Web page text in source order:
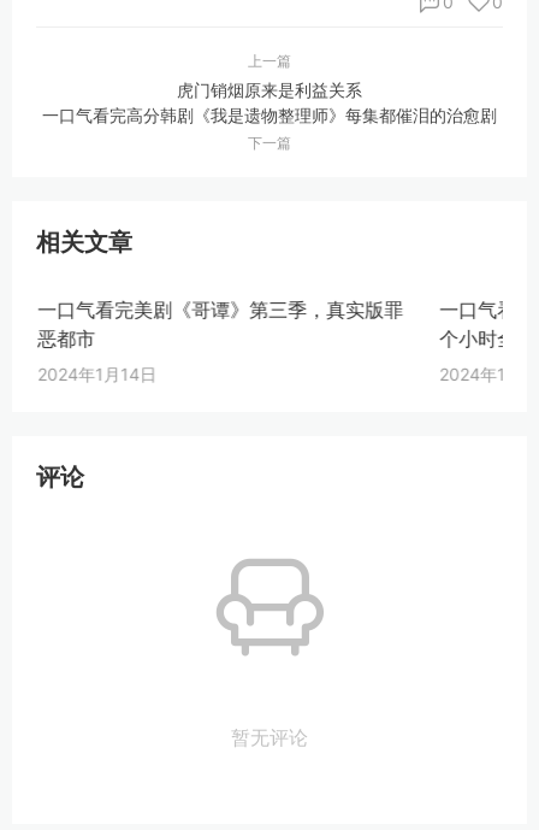
上一篇
虎门销烟原来是利益关系
下一篇
一口气看完高分韩剧《我是遗物整理师》每集都催泪的治愈剧
相关文章
一口气看完美剧《哥谭》第三季，真实版罪
恶都市
2024年1月14日
一口气看
个小时全
2024年1月
评论
暂无评论